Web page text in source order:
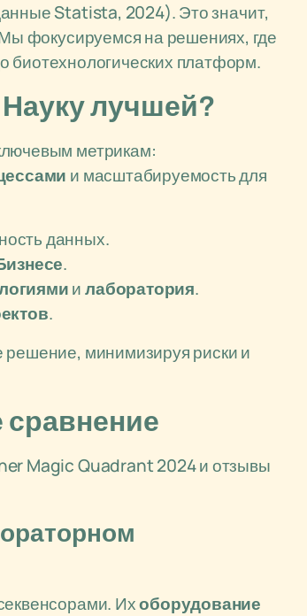
Statista, 2024). Это значит,
фокусируемся на решениях, где
биотехнологических платформ.
лучшей?
метрикам:
и масштабируемость для
данных.
.
илаборатория.
.
решение, минимизируя риски и
сравнение
Magic Quadrant 2024 и отзывы
Ихоборудование